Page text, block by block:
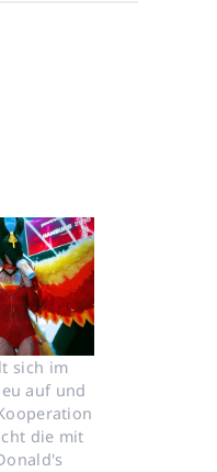
sich im
auf und
die mit